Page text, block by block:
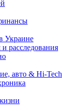
Украине
расследования
авто & Hi-Tech